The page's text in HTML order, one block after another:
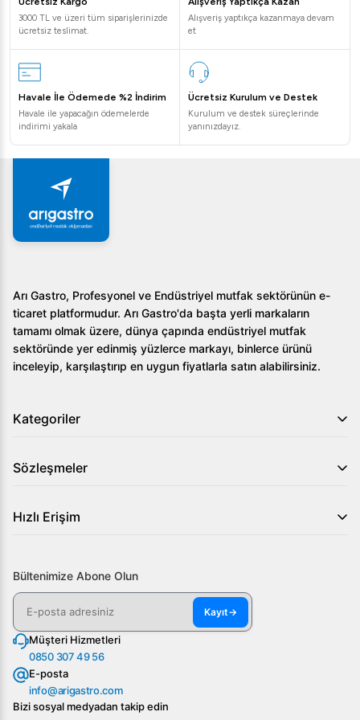
3000 TL ve üzeri tüm siparişlerinizde
ücretsiz teslimat.
Alışveriş yaptıkça kazanmaya devam
et
Havale İle Ödemede %2 İndirim
Havale ile yapacağın ödemelerde
indirimi yakala
Ücretsiz Kurulum ve Destek
Kurulum ve destek süreçlerinde
yanınızdayız.
Arı Gastro, Profesyonel ve Endüstriyel mutfak sektörünün e-
ticaret platformudur. Arı Gastro'da başta yerli markaların
tamamı olmak üzere, dünya çapında endüstriyel mutfak
sektöründe yer edinmiş yüzlerce markayı, binlerce ürünü
inceleyip, karşılaştırıp en uygun fiyatlarla satın alabilirsiniz.
Kategoriler
Sözleşmeler
Hızlı Erişim
Bültenimize Abone Olun
Kayıt→
Müşteri Hizmetleri
0850 307 49 56
E-posta
info@arigastro.com
Bizi sosyal medyadan takip edin